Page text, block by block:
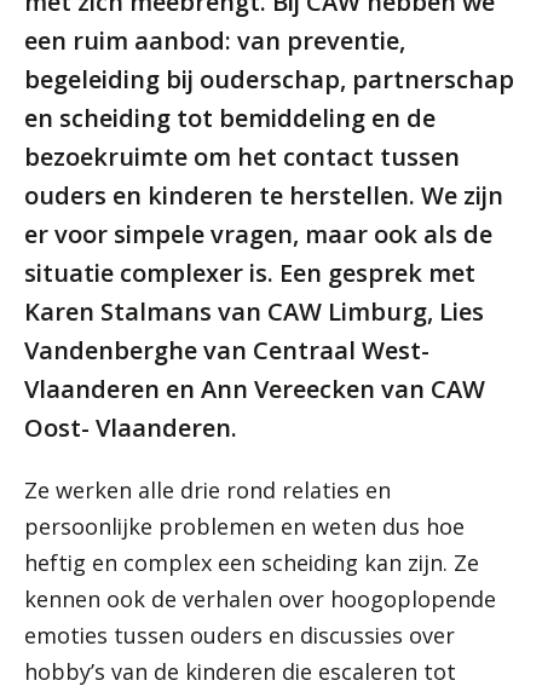
een ruim aanbod: van preventie,
begeleiding bij ouderschap, partnerschap
en scheiding tot bemiddeling en de
bezoekruimte om het contact tussen
ouders en kinderen te herstellen. We zijn
er voor simpele vragen, maar ook als de
situatie complexer is. Een gesprek met
Karen Stalmans van CAW Limburg, Lies
Vandenberghe van Centraal West-
Vlaanderen en Ann Vereecken van CAW
Oost- Vlaanderen.
Ze werken alle drie rond relaties en
persoonlijke problemen en weten dus hoe
heftig en complex een scheiding kan zijn. Ze
kennen ook de verhalen over hoogoplopende
emoties tussen ouders en discussies over
hobby’s van de kinderen die escaleren tot